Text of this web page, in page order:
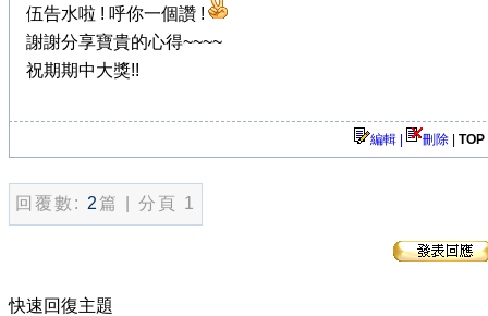
伍告水啦 ! 呼你一個讚 !
謝謝分享寶貴的心得~~~~
祝期期中大獎!!
編輯 | 刪除 TOP
回覆數: 2篇 | 分頁 1
快速回復主題